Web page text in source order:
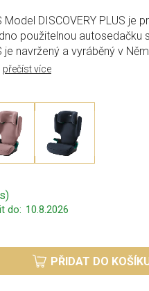
Model DISCOVERY PLUS je
použitelnou autosedačku
je navržený a vyráběný v
přečíst více
10.8.2026
PŘIDAT DO